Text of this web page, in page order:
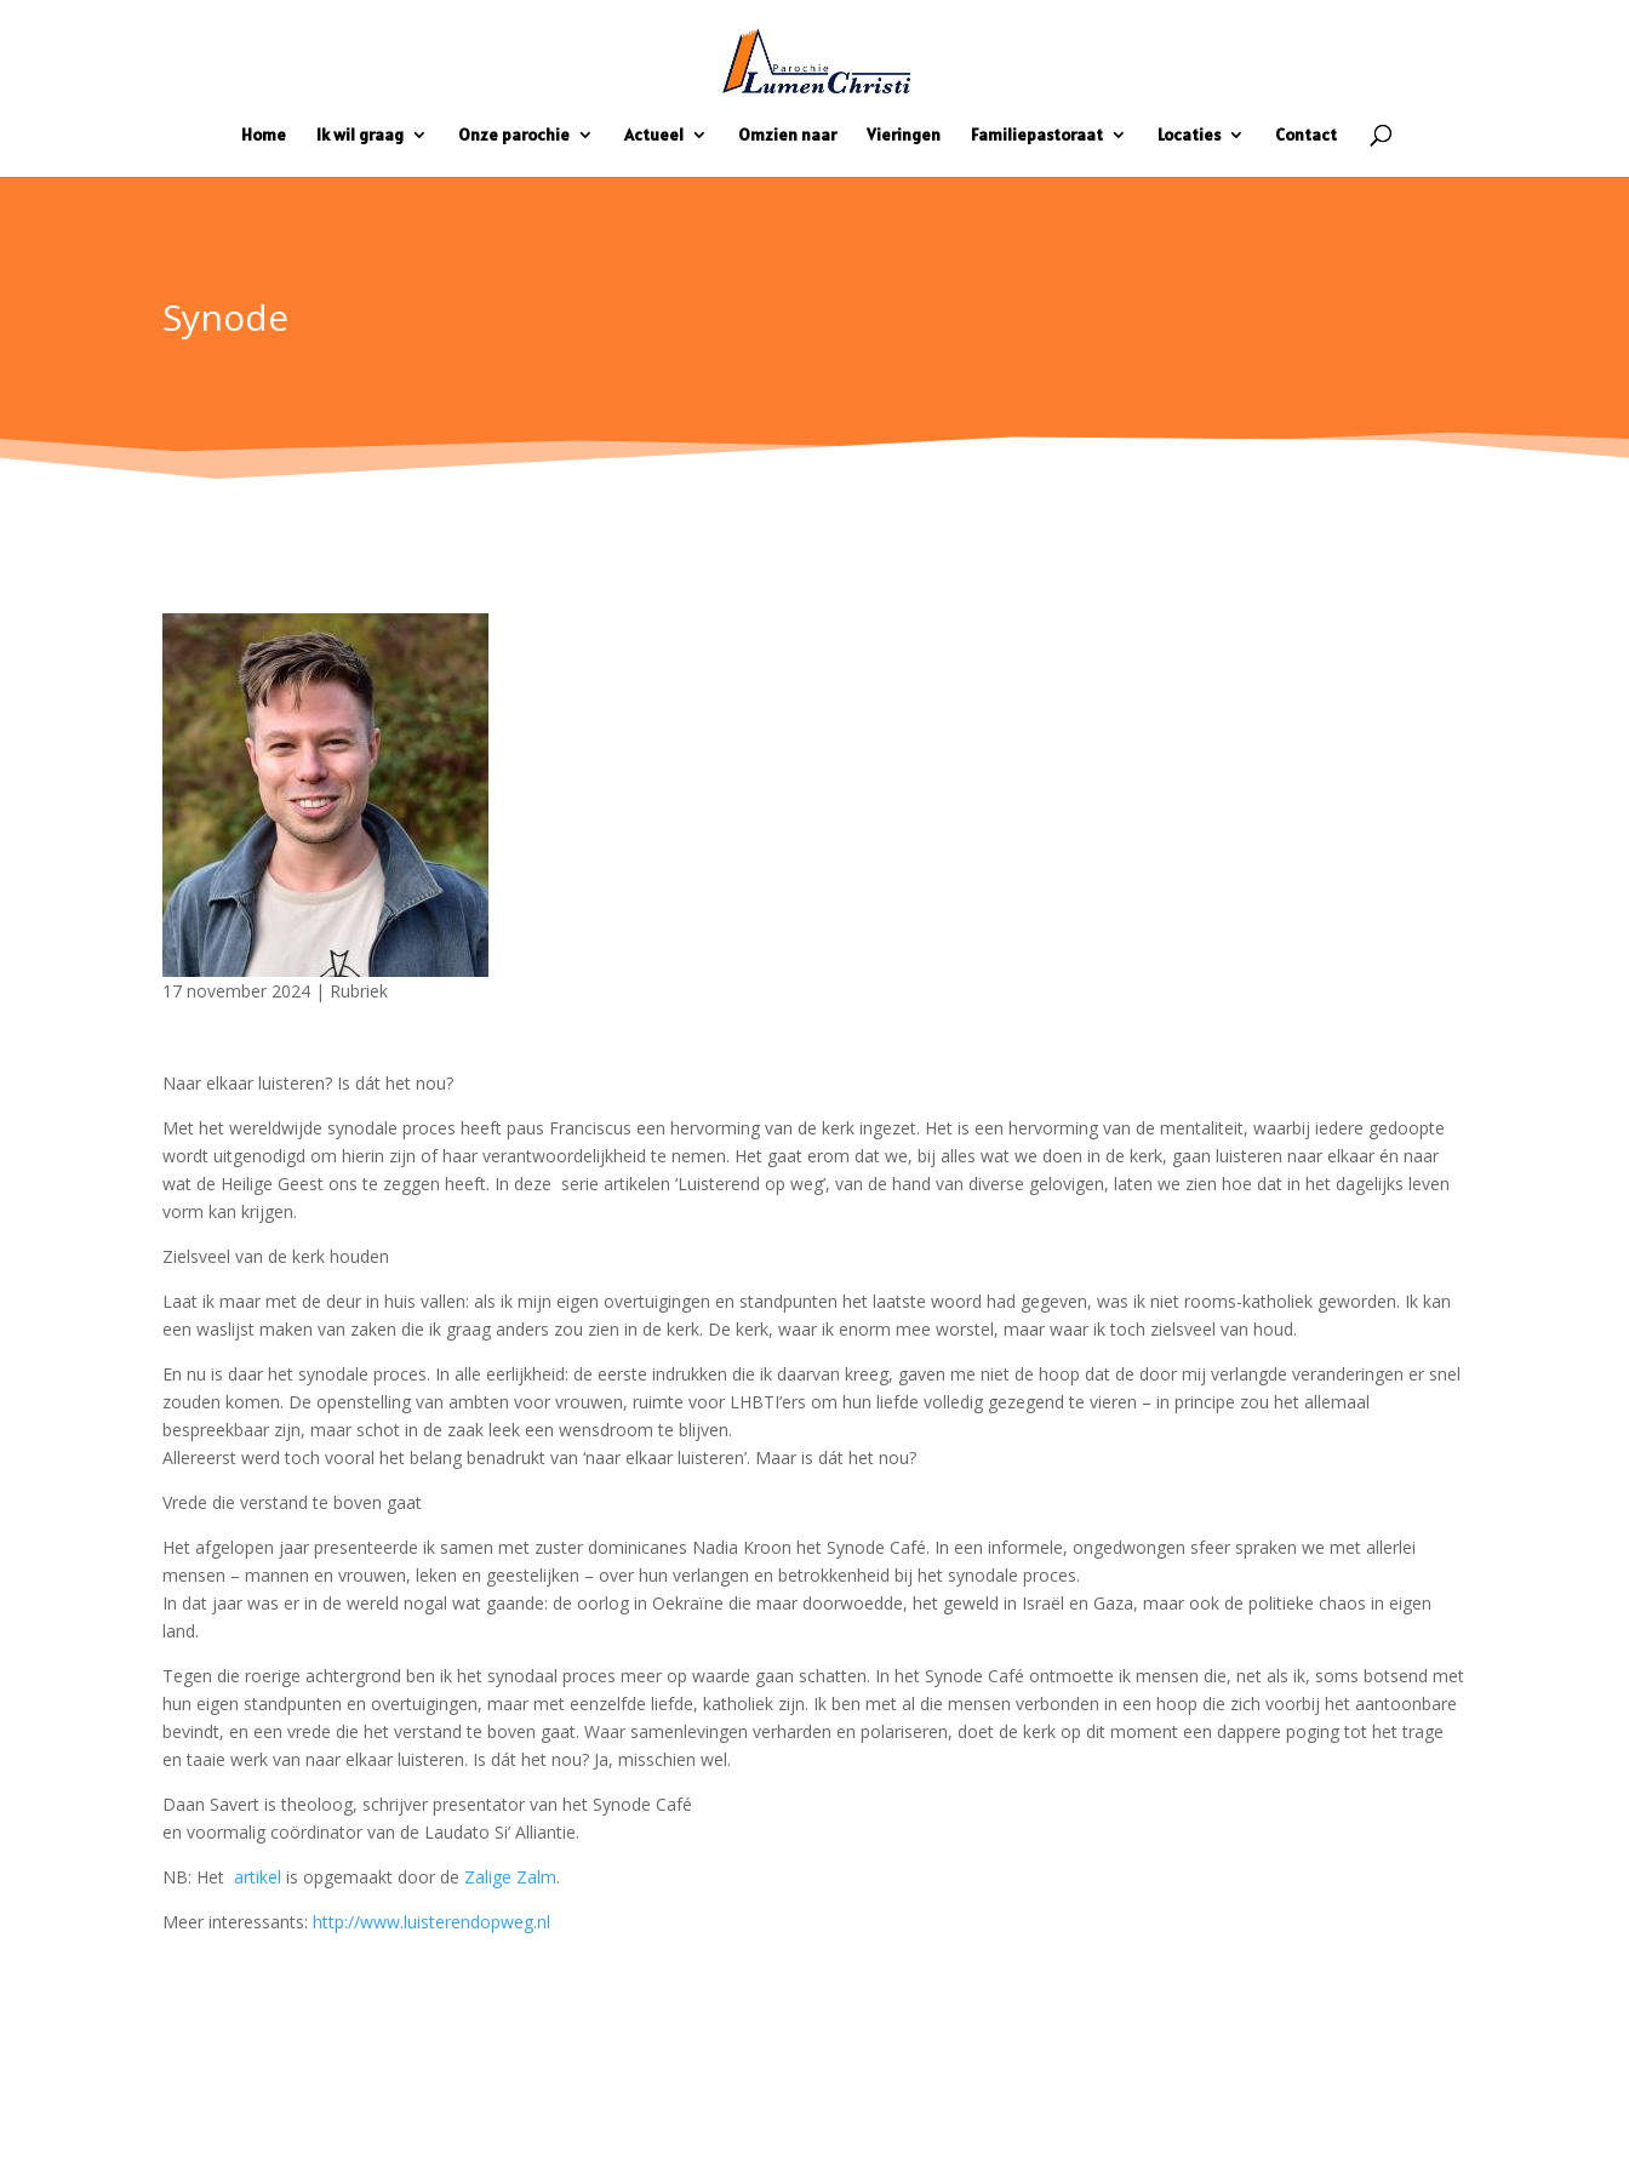
Home Ik wil graag Onze parochie Actueel Omzien naar Vieringen Familiepastoraat Locaties Contact
Synode
17 november 2024 | Rubriek
Naar elkaar luisteren? Is dát het nou?
Met het wereldwijde synodale proces heeft paus Franciscus een hervorming van de kerk ingezet. Het is een hervorming van de mentaliteit, waarbij iedere gedoopte
wordt uitgenodigd om hierin zijn of haar verantwoordelijkheid te nemen. Het gaat erom dat we, bij alles wat we doen in de kerk, gaan luisteren naar elkaar én naar
wat de Heilige Geest ons te zeggen heeft. In deze serie artikelen ‘Luisterend op weg’, van de hand van diverse gelovigen, laten we zien hoe dat in het dagelijks leven
vorm kan krijgen.
Zielsveel van de kerk houden
Laat ik maar met de deur in huis vallen: als ik mijn eigen overtuigingen en standpunten het laatste woord had gegeven, was ik niet rooms-katholiek geworden. Ik kan
een waslijst maken van zaken die ik graag anders zou zien in de kerk. De kerk, waar ik enorm mee worstel, maar waar ik toch zielsveel van houd.
En nu is daar het synodale proces. In alle eerlijkheid: de eerste indrukken die ik daarvan kreeg, gaven me niet de hoop dat de door mij verlangde veranderingen er snel
zouden komen. De openstelling van ambten voor vrouwen, ruimte voor LHBTI’ers om hun liefde volledig gezegend te vieren – in principe zou het allemaal
bespreekbaar zijn, maar schot in de zaak leek een wensdroom te blijven.
Allereerst werd toch vooral het belang benadrukt van ‘naar elkaar luisteren’. Maar is dát het nou?
Vrede die verstand te boven gaat
Het afgelopen jaar presenteerde ik samen met zuster dominicanes Nadia Kroon het Synode Café. In een informele, ongedwongen sfeer spraken we met allerlei
mensen – mannen en vrouwen, leken en geestelijken – over hun verlangen en betrokkenheid bij het synodale proces.
In dat jaar was er in de wereld nogal wat gaande: de oorlog in Oekraïne die maar doorwoedde, het geweld in Israël en Gaza, maar ook de politieke chaos in eigen
land.
Tegen die roerige achtergrond ben ik het synodaal proces meer op waarde gaan schatten. In het Synode Café ontmoette ik mensen die, net als ik, soms botsend met
hun eigen standpunten en overtuigingen, maar met eenzelfde liefde, katholiek zijn. Ik ben met al die mensen verbonden in een hoop die zich voorbij het aantoonbare
bevindt, en een vrede die het verstand te boven gaat. Waar samenlevingen verharden en polariseren, doet de kerk op dit moment een dappere poging tot het trage
en taaie werk van naar elkaar luisteren. Is dát het nou? Ja, misschien wel.
Daan Savert is theoloog, schrijver presentator van het Synode Café
en voormalig coördinator van de Laudato Si’ Alliantie.
NB: Hetartikel is opgemaakt door de Zalige Zalm.
Meer interessants:http://www.luisterendopweg.nl